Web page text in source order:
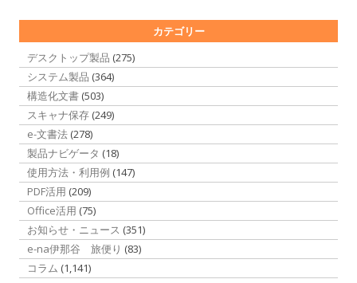
カテゴリー
デスクトップ製品 (275)
システム製品 (364)
構造化文書 (503)
スキャナ保存 (249)
e-文書法 (278)
製品ナビゲータ (18)
使用方法・利用例 (147)
PDF活用 (209)
Office活用 (75)
お知らせ・ニュース (351)
e-na伊那谷 旅便り (83)
コラム (1,141)